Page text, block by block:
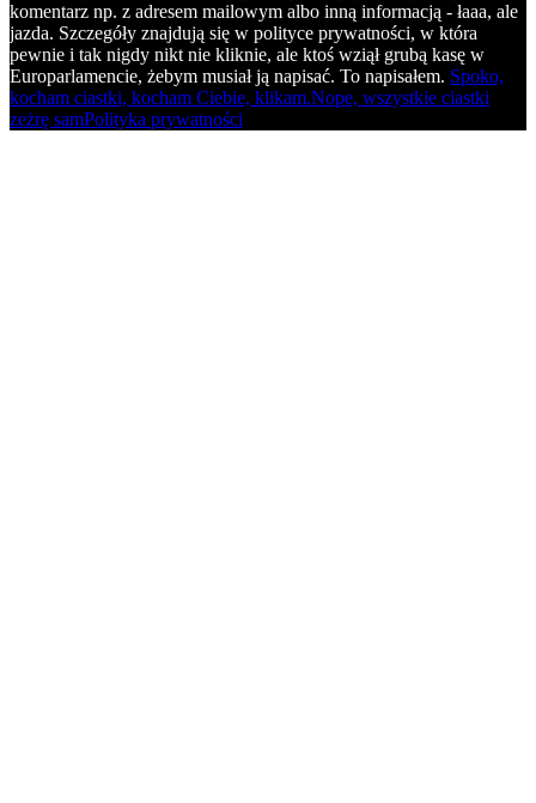
komentarz np. z adresem mailowym albo inną informacją - łaaa, ale
jazda. Szczegóły znajdują się w polityce prywatności, w która
pewnie i tak nigdy nikt nie kliknie, ale ktoś wziął grubą kasę w
Europarlamencie, żebym musiał ją napisać. To napisałem. Spoko,
kocham ciastki, kocham Ciebie, klikam.Nope, wszystkie ciastki
zeżrę samPolityka prywatności